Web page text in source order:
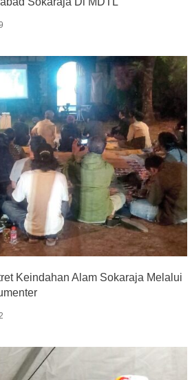
Keindahan Alam Sokaraja Melalui